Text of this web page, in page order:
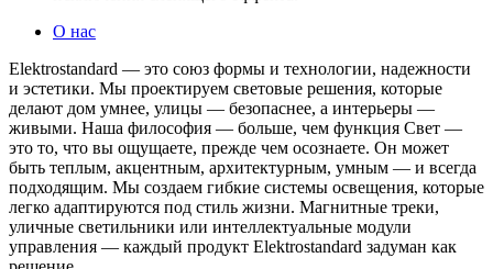
О нас
Elektrostandard — это союз формы и технологии, надежности
и эстетики. Мы проектируем световые решения, которые
делают дом умнее, улицы — безопаснее, а интерьеры —
живыми. Наша философия — больше, чем функция Свет —
это то, что вы ощущаете, прежде чем осознаете. Он может
быть теплым, акцентным, архитектурным, умным — и всегда
подходящим. Мы создаем гибкие системы освещения, которые
легко адаптируются под стиль жизни. Магнитные треки,
уличные светильники или интеллектуальные модули
управления — каждый продукт Elektrostandard задуман как